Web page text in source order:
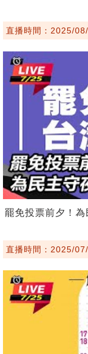
直播時間：2025/
罷免投票前夕！
直播時間：2025/